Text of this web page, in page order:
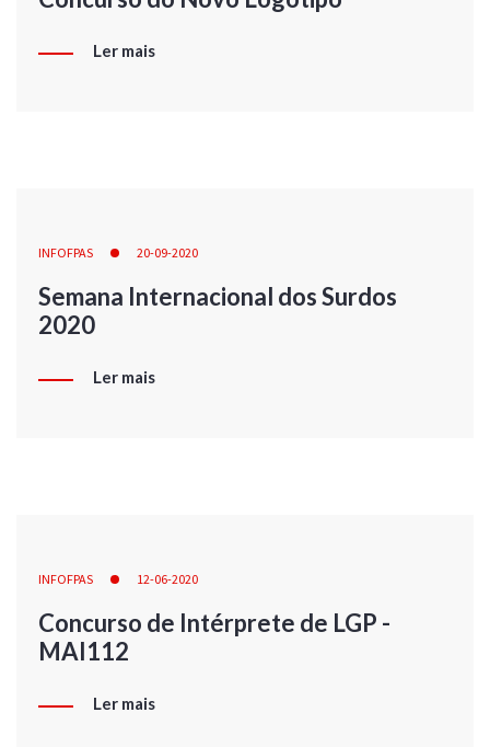
Ler mais
INFOFPAS 20-09-2020
Semana Internacional dos Surdos
2020
Ler mais
INFOFPAS 12-06-2020
Concurso de Intérprete de LGP -
MAI112
Ler mais